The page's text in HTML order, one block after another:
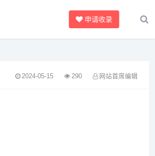
申请收录
2024-05-15 290 网站首席编辑